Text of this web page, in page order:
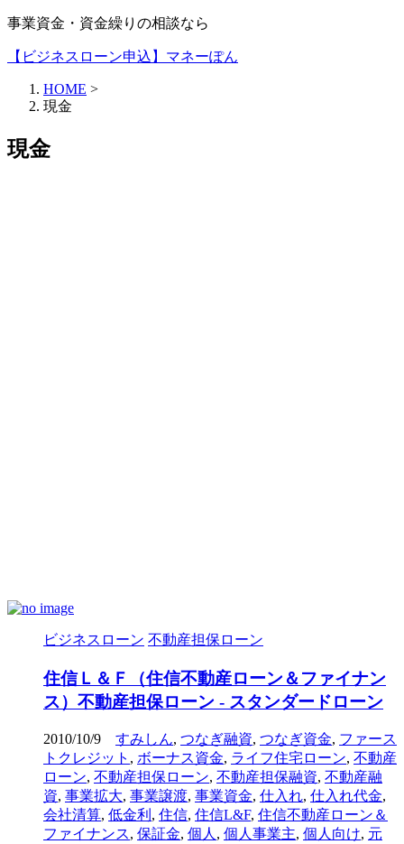
事業資金・資金繰りの相談なら
【ビジネスローン申込】マネーぽん
HOME >
現金
現金
ビジネスローン 不動産担保ローン
住信Ｌ＆Ｆ（住信不動産ローン＆ファイナン
ス）不動産担保ローン - スタンダードローン
2010/10/9 すみしん, つなぎ融資, つなぎ資金, ファース
トクレジット , ボーナス資金, ライフ住宅ローン, 不動産
ローン, 不動産担保ローン, 不動産担保融資, 不動産融
資, 事業拡大, 事業譲渡, 事業資金, 仕入れ, 仕入れ代金,
会社清算, 低金利 , 住信, 住信L&F, 住信不動産ローン＆
ファイナンス, 保証金, 個人 , 個人事業主, 個人向け, 元